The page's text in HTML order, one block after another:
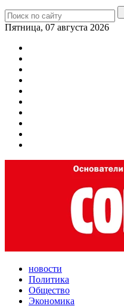
Пятница, 07 августа 2026
новости
Политика
Общество
Экономика